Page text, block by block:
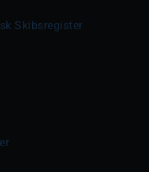
Skibsregister